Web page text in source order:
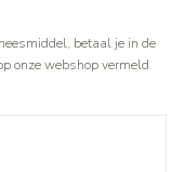
betaal je in de
onze webshop vermeld